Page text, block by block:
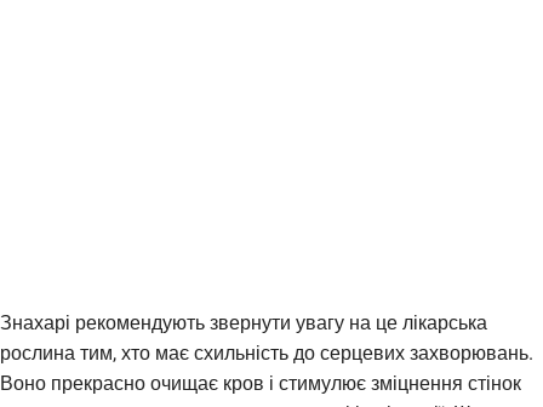
Знахарі рекомендують звернути увагу на це лікарська
рослина тим, хто має схильність до серцевих захворювань.
Воно прекрасно очищає кров і стимулює зміцнення стінок